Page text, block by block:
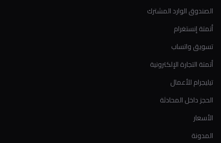
الصندوق الوارد المشترك
أتمتة إنستغرام
تسويق واتساب
أتمتة التجارة الإلكترونية
تيليجرام للأعمال
الحجز داخل المحادثة
الأسعار
المدونة